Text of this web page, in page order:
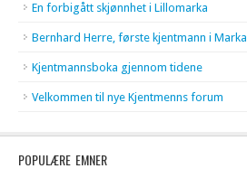
En forbigått skjønnhet i Lillomarka
Bernhard Herre, første kjentmann i Marka
Kjentmannsboka gjennom tidene
Velkommen til nye Kjentmenns forum
POPULÆRE EMNER